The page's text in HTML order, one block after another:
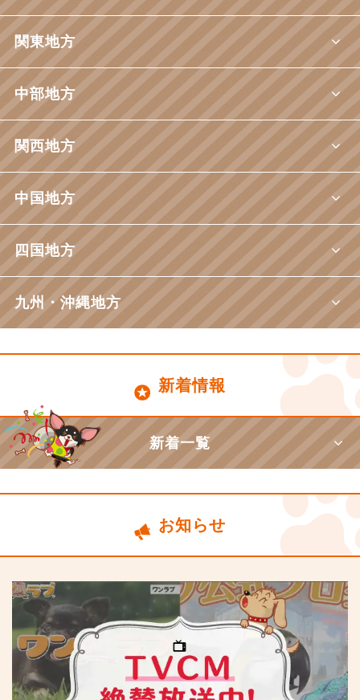
関東地方
中部地方
関西地方
中国地方
四国地方
九州・沖縄地方
新着情報
新着一覧
お知らせ